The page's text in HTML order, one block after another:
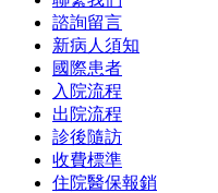
諮詢留言
新病人須知
國際患者
入院流程
出院流程
診後隨訪
收費標準
住院醫保報銷